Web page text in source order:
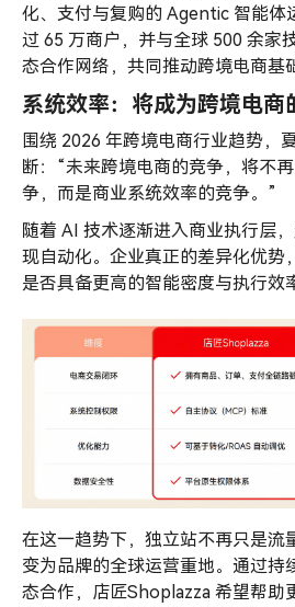
化、支付与复购的 Agentic 智能体
过 65 万商户，并与全球 500 余家
态合作网络，共同推动跨境电商基
系统效率：将成为跨境电商
围绕 2026 年跨境电商行业趋势，
断：“未来跨境电商的竞争，将不
争，而是商业系统效率的竞争。”
随着 AI 技术逐渐进入商业执行层
现自动化。企业真正的差异化优势
是否具备更高的智能密度与执行效
在这一趋势下，独立站不再只是流
变为品牌的全球运营重地。通过持
态合作，店匠Shoplazza 希望帮助